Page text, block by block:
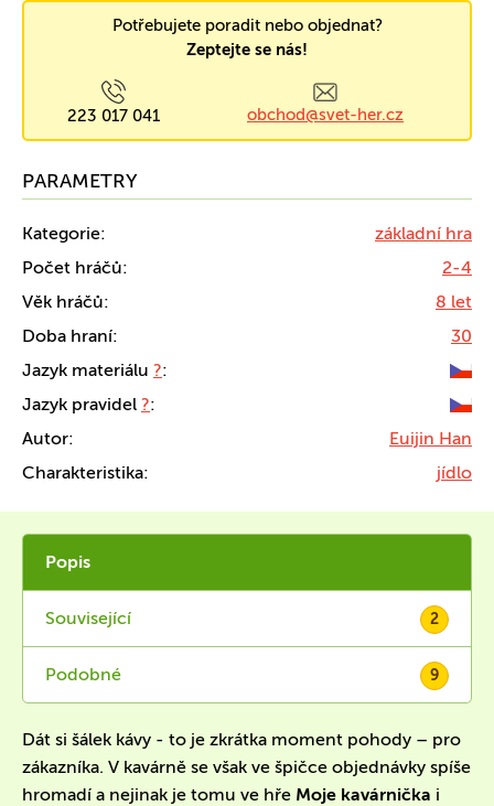
Potřebujete poradit nebo objednat?
Zeptejte se nás!
223 017 041 obchod@svet-her.cz
PARAMETRY
Kategorie:
základní hra
Počet hráčů:
2-4
Věk hráčů:
8 let
Doba hraní:
30
Jazyk materiálu ?:
Jazyk pravidel ?:
Autor:
Euijin Han
Charakteristika:
jídlo
Popis
Související 2
Podobné 9
Dát si šálek kávy - to je zkrátka moment pohody – pro
zákazníka. V kavárně se však ve špičce objednávky spíše
hromadí a nejinak je tomu ve hře Moje kavárnička i